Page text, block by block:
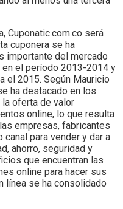
Cuponatic.com.co será
cuponera se ha
importante del mercado
el período 2013-2014 y
el 2015. Según Mauricio
ha destacado en los
oferta de valor
online, lo que resulta
empresas, fabricantes
para vender y dar a
ahorro, seguridad y
que encuentran las
online para hacer sus
línea se ha consolidado